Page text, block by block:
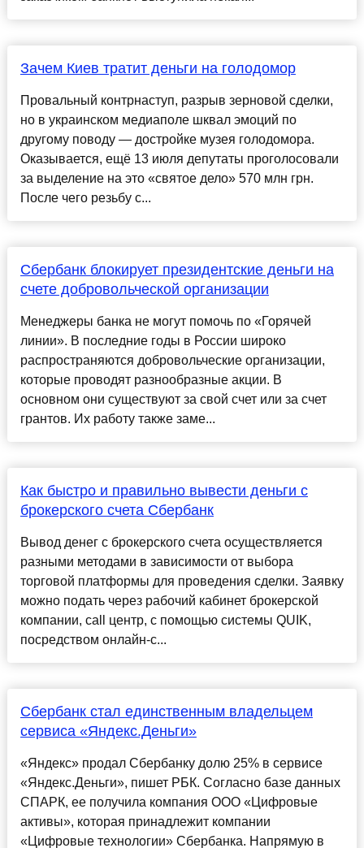
Зачем Киев тратит деньги на голодомор
Провальный контрнаступ, разрыв зерновой сделки,
но в украинском медиаполе шквал эмоций по
другому поводу — достройке музея голодомора.
Оказывается, ещё 13 июля депутаты проголосовали
за выделение на это «святое дело» 570 млн грн.
После чего резьбу с...
Сбербанк блокирует президентские деньги на
счете добровольческой организации
Менеджеры банка не могут помочь по «Горячей
линии». В последние годы в России широко
распространяются добровольческие организации,
которые проводят разнообразные акции. В
основном они существуют за свой счет или за счет
грантов. Их работу также заме...
Как быстро и правильно вывести деньги с
брокерского счета Сбербанк
Вывод денег с брокерского счета осуществляется
разными методами в зависимости от выбора
торговой платформы для проведения сделки. Заявку
можно подать через рабочий кабинет брокерской
компании, call центр, с помощью системы QUIK,
посредством онлайн-с...
Сбербанк стал единственным владельцем
сервиса «Яндекс.Деньги»
«Яндекс» продал Сбербанку долю 25% в сервисе
«Яндекс.Деньги», пишет РБК. Согласно базе данных
СПАРК, ее получила компания ООО «Цифровые
активы», которая принадлежит компании
«Цифровые технологии» Сбербанка. Напрямую в